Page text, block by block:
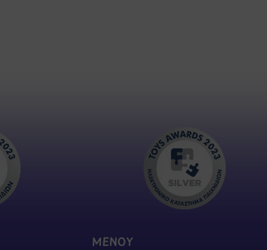
ΜΕΝΟΥ